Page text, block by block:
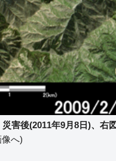
害後(2011年9月8日)、右
へ)